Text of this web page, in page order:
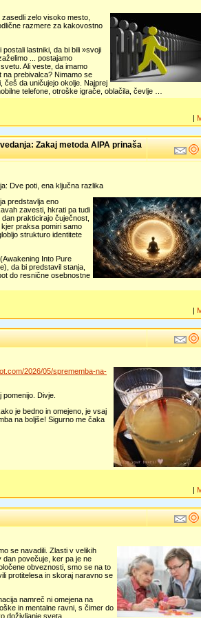
zelo visoko mesto,
razmere za kakovostno
lastniki, da bi bili »svoji
... postajamo
Ali veste, da imamo
na prebivalca? Nimamo se
češ da uničujejo okolje. Najprej
telefone, otroške igrače, oblačila, čevlje …
|
Zakaj metoda AIPA prinaša
Dve poti, ena ključna razlika
predstavlja eno
zavesti, hkrati pa tudi
prakticirajo čuječnost,
praksa pomiri samo
strukturo identitete
Into Pure
da bi predstavil stanja,
do resnične osebnostne
|
2026/05/sprememba-na-
Divje.
je bedno in omejeno, je vsaj
na boljše! Sigurno me čaka
|
se navadili. Zlasti v velikih
povečuje, ker pa je ne
obveznosti, smo se na to
protitelesa in skoraj naravno se
namreč ni omejena na
in mentalne ravni, s čimer do
doživljanje sveta.